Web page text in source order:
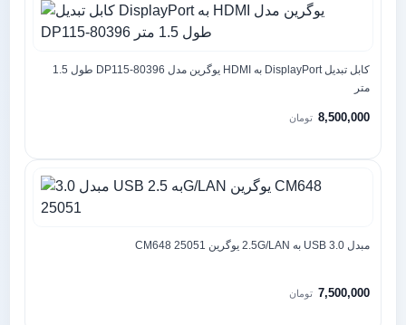
کابل تبدیل DisplayPort به HDMI یوگرین مدل DP115-80396 طول 1.5
متر
8,500,000 تومان
مبدل 3.0 USB به 2.5G/LAN یوگرین CM648 25051
7,500,000 تومان